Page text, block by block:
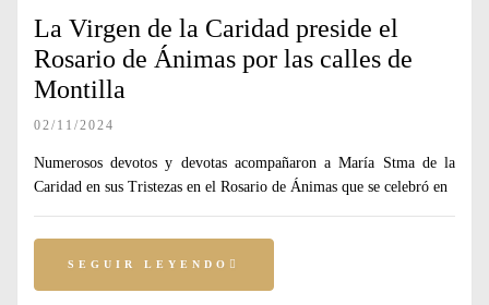
La Virgen de la Caridad preside el
Rosario de Ánimas por las calles de
Montilla
02/11/2024
Numerosos devotos y devotas acompañaron a María Stma de la
Caridad en sus Tristezas en el Rosario de Ánimas que se celebró en
SEGUIR LEYENDO